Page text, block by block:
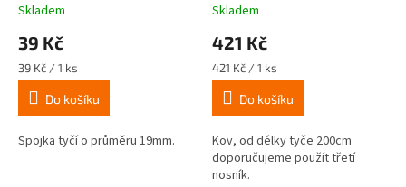
Skladem
39 Kč
Měrná
cena:
39 Kč / 1 ks
Do košíku
Spojka tyčí o průměru 19mm.
Skladem
421 Kč
Měrná
cena:
421 Kč / 1 ks
Do košíku
Kov, od délky tyče 200cm
doporučujeme použít třetí
nosník.